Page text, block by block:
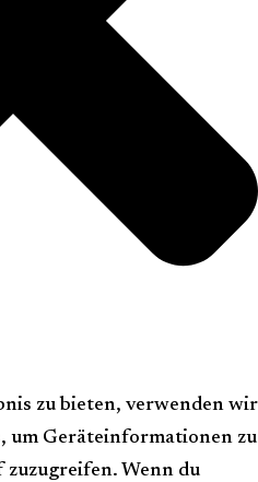
zu bieten, verwenden wir
um Geräteinformationen zu
Wenn du